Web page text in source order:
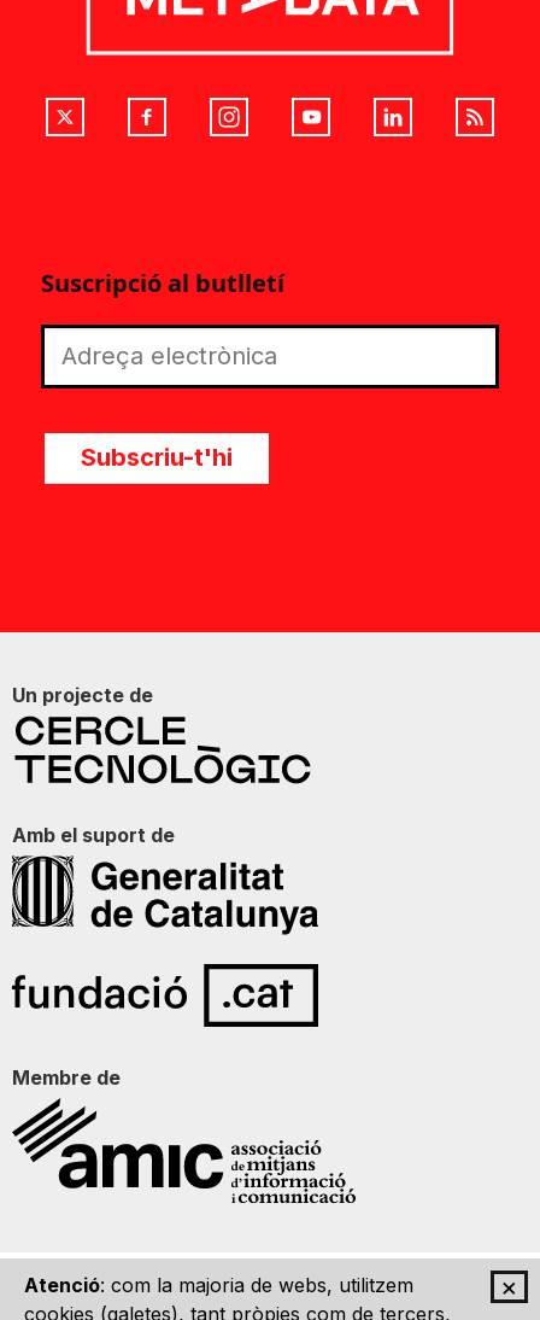
×
Atenció: com la majoria de webs, utilitzem
cookies (galetes), tant pròpies com de tercers,
Suscripció al butlletí
Subscriu-t'hi
Un projecte de
Amb el suport de
Membre de
Qui som Contacte Imatge Gràfica Avís legal